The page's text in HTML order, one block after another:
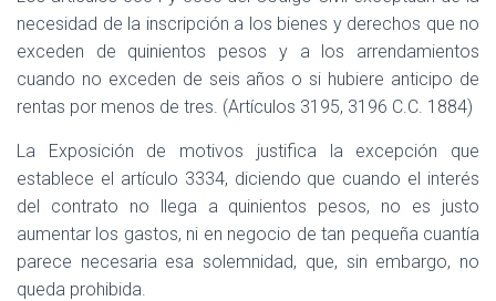
necesidad de la inscripción a los bienes y derechos que no
exceden de quinientos pesos y a los arrendamientos
cuando no exceden de seis años o si hubiere anticipo de
rentas por menos de tres. (Artículos 3195, 3196 C.C. 1884)
La Exposición de motivos justifica la excepción que
establece el artículo 3334, diciendo que cuando el interés
del contrato no llega a quinientos pesos, no es justo
aumentar los gastos, ni en negocio de tan pequeña cuantía
parece necesaria esa solemnidad, que, sin embargo, no
queda prohibida.